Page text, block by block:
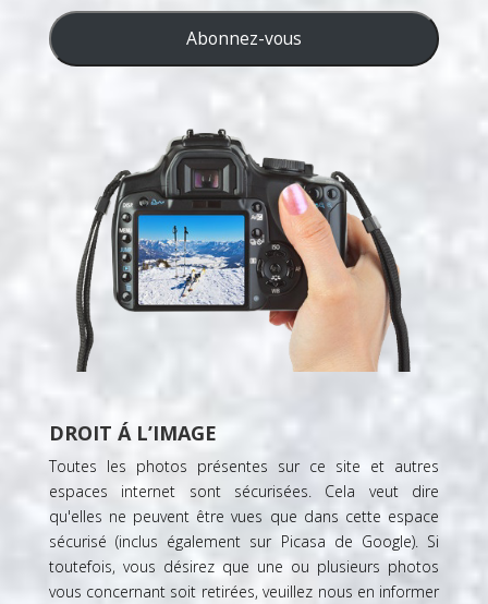
mail
Abonnez-vous
DROIT Á L’IMAGE
Toutes les photos présentes sur ce site et autres
espaces internet sont sécurisées. Cela veut dire
qu'elles ne peuvent être vues que dans cette espace
sécurisé (inclus également sur Picasa de Google). Si
toutefois, vous désirez que une ou plusieurs photos
vous concernant soit retirées, veuillez nous en informer